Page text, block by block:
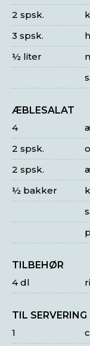
2 spsk.
3 spsk.
½ liter
ÆBLESALAT
4
2 spsk.
2 spsk.
½ bakker
TILBEHØR
4 dl
TIL SERVERING
1